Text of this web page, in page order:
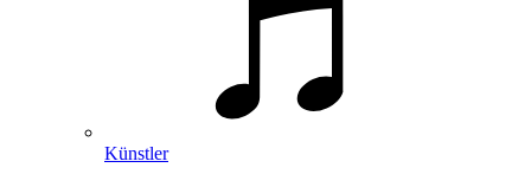
Künstler